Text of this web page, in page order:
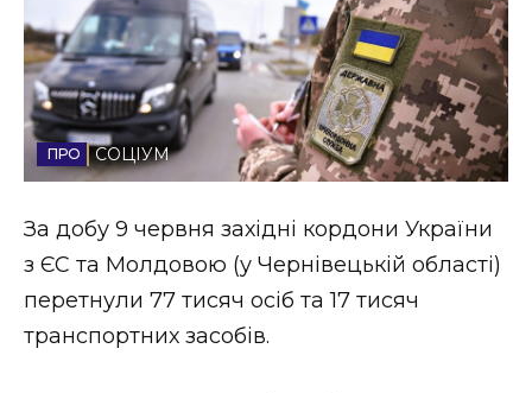
Політика
Соціум
Спорт
Стиль життя
Втрачений Ужгород
Втрачений Ужгород (відеоверсія)
СОЦІУМ
За добу 9 червня західні кордони України
з ЄС та Молдовою (у Чернівецькій області)
перетнули 77 тисяч осіб та 17 тисяч
транспортних засобів.